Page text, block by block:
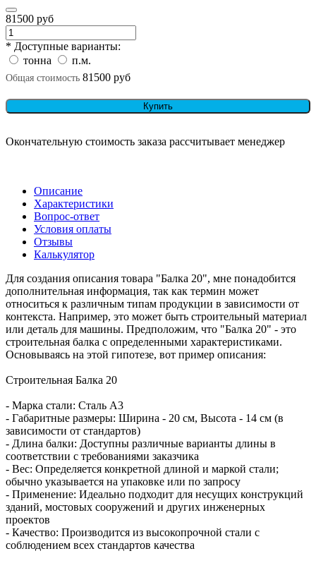
81500 руб
* Доступные варианты:
тонна
п.м.
Общая стоимость 81500 руб
Купить
Окончательную стоимость заказа рассчитывает менеджер
Описание
Характеристики
Вопрос-ответ
Условия оплаты
Отзывы
Калькулятор
Для создания описания товара "Балка 20", мне понадобится
дополнительная информация, так как термин может
относиться к различным типам продукции в зависимости от
контекста. Например, это может быть строительный материал
или деталь для машины. Предположим, что "Балка 20" - это
строительная балка с определенными характеристиками.
Основываясь на этой гипотезе, вот пример описания:
Строительная Балка 20
- Марка стали: Сталь А3
- Габаритные размеры: Ширина - 20 см, Высота - 14 см (в
зависимости от стандартов)
- Длина балки: Доступны различные варианты длины в
соответствии с требованиями заказчика
- Вес: Определяется конкретной длиной и маркой стали;
обычно указывается на упаковке или по запросу
- Применение: Идеально подходит для несущих конструкций
зданий, мостовых сооружений и других инженерных
проектов
- Качество: Производится из высокопрочной стали с
соблюдением всех стандартов качества